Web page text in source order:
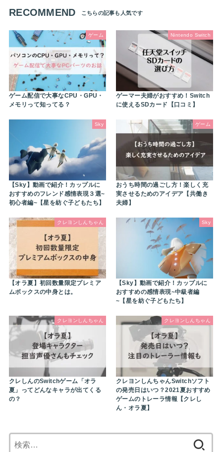
RECOMMEND
ゲーム
ゲーム配信で大事なCPU・GPU・
メモリって知ってる？
Nintendo Switch
ゲーマー夫婦がおすすめ！Switch
に使えるSDカード【口コミ】
Sky
【Sky】動画で紹介！カップルに
おすすめのフレンド感情表現３選~
初心者編~【星を紡ぐ子どもたち】
ゲーム
おうち時間の過ごし方！楽しく充
実させるためのアイデア【共働き
夫婦】
クレヨンしんちゃん
【オラ夏】初回数量限定プレミア
ムボックスの中身とは。
Sky
【Sky】動画で紹介！カップルに
おすすめの感情表現~中級者編
~【星を紡ぐ子どもたち】
クレヨンしんちゃん
クレしんのSwitchゲーム「オラ
夏」ってどんなキャラが出てくる
の？
クレヨンしんちゃん
クレヨンしんちゃんSwitchソフト
の発売日はいつ？2021夏おすすめ
ゲームのトレーラ情報【クレし
ん・オラ夏】